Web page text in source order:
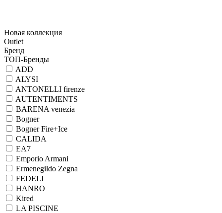
Новая коллекция
Outlet
Бренд
ТОП-Бренды
ADD
ALYSI
ANTONELLI firenze
AUTENTIMENTS
BARENA venezia
Bogner
Bogner Fire+Ice
CALIDA
EA7
Emporio Armani
Ermenegildo Zegna
FEDELI
HANRO
Kired
LA PISCINE